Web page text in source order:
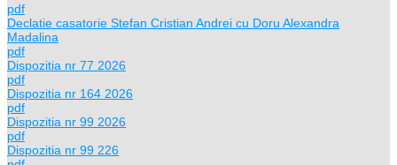
pdf
Declatie casatorie Stefan Cristian Andrei cu Doru Alexandra
Madalina
pdf
Dispozitia nr 77 2026
pdf
Dispozitia nr 164 2026
pdf
Dispozitia nr 99 2026
pdf
Dispozitia nr 99 226